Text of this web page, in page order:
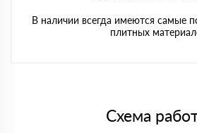
В наличии всегда имеются самые
плитных
Схема